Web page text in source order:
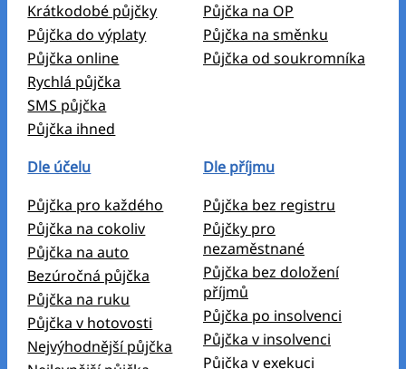
Krátkodobé půjčky
Půjčka do výplaty
Půjčka online
Rychlá půjčka
SMS půjčka
Půjčka ihned
Půjčka na OP
Půjčka na směnku
Půjčka od soukromníka
Dle účelu
Půjčka pro každého
Půjčka na cokoliv
Půjčka na auto
Bezúročná půjčka
Půjčka na ruku
Půjčka v hotovosti
Nejvýhodnější půjčka
Dle příjmu
Půjčka bez registru
Půjčky pro
nezaměstnané
Půjčka bez doložení
příjmů
Půjčka po insolvenci
Půjčka v insolvenci
Půjčka v exekuci